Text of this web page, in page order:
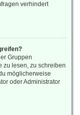
verhindert
Gruppen
zu lesen, zu schreiben
möglicherweise
oder Administrator